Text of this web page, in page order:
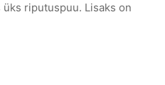
riputuspuu. Lisaks on